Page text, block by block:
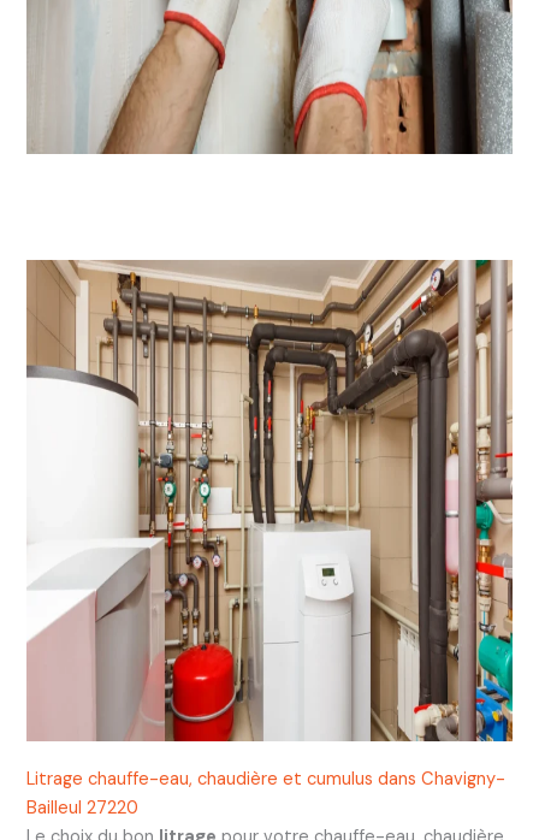
Litrage chauffe-eau, chaudière et cumulus dans Chavigny-
Bailleul 27220